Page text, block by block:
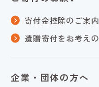
寄付金控除のご案内
遺贈寄付をお考え
企業・団体の方へ